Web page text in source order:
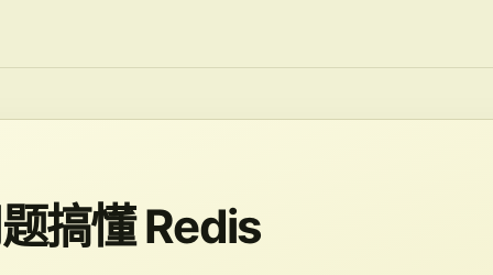
搞懂 Redis